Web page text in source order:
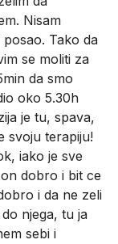
Nisam
posao. Tako da
se moliti za
da smo
oko 5.30h
je tu, spava,
svoju terapiju!
iako je sve
dobro i bit ce
i da ne zeli
njega, tu ja
sebi i